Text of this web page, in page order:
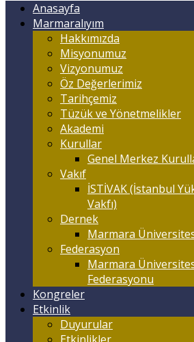
Anasayfa
Marmaralıyım
Hakkımızda
Misyonumuz
Vizyonumuz
Öz Değerlerimiz
Tarihçemiz
Tüzük ve Yönetmelikler
Akademi
Kurullar
Genel Merkez
Vakıf
İSTİVAK (İstanbul
Vakfı)
Dernek
Marmara
Federasyon
Marmara
Federasyonu
Kongreler
Etkinlik
Duyurular